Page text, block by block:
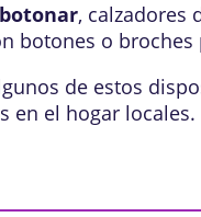
, calzadores
botones o broches
de estos
en el hogar locales.